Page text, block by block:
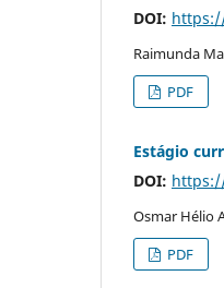
DOI:
Raimunda
PDF
Estágio
DOI:
Osmar Hélio
PDF